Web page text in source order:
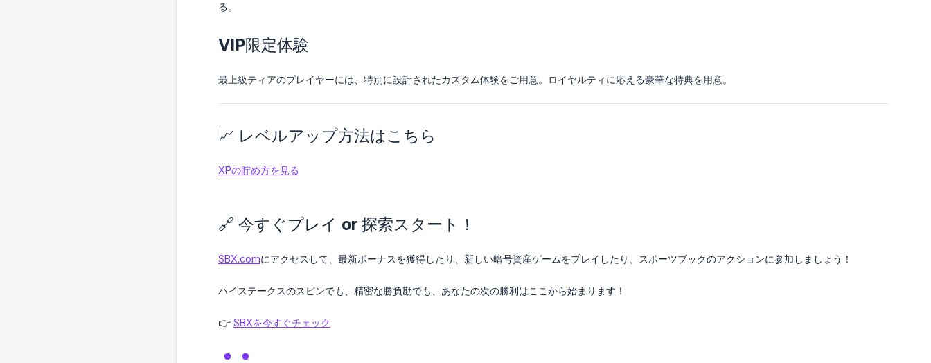
る。
VIP限定体験
最上級ティアのプレイヤーには、特別に設計されたカスタム体験をご用意。ロイヤルティに応える豪華な特典を用意。
📈 レベルアップ方法はこちら
XPの貯め方を見る
🔗 今すぐプレイ or 探索スタート！
SBX.comにアクセスして、最新ボーナスを獲得したり、新しい暗号資産ゲームをプレイしたり、スポーツブックのアクションに参加しましょう！
ハイステークスのスピンでも、精密な勝負勘でも、あなたの次の勝利はここから始まります！
👉 SBXを今すぐチェック